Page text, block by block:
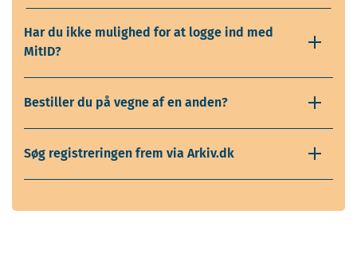
Har du ikke mulighed for at logge ind med
MitID?
Bestiller du på vegne af en anden?
Søg registreringen frem via Arkiv.dk